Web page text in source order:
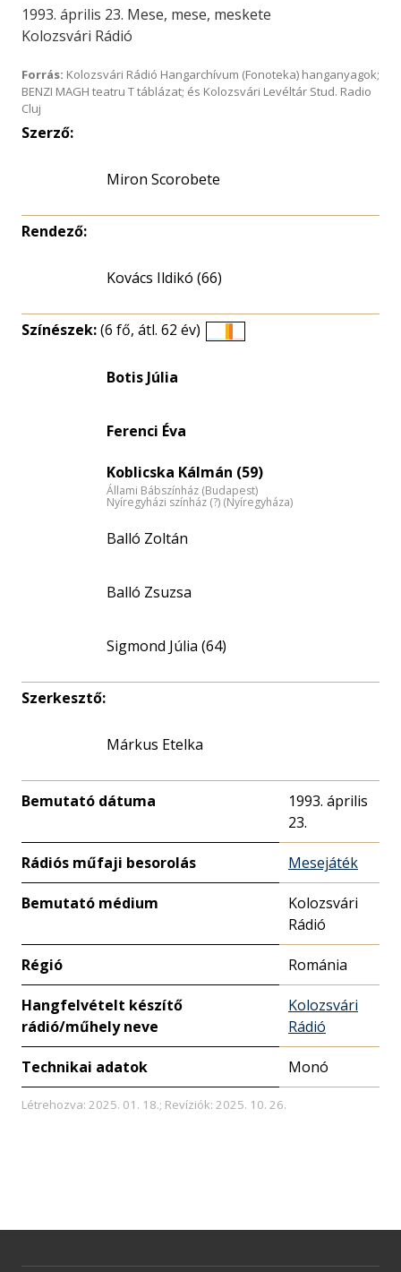
1993. április 23. Mese, mese, meskete
Kolozsvári Rádió
Forrás: Kolozsvári Rádió Hangarchívum (Fonoteka) hanganyagok;
BENZI MAGH teatru T táblázat; és Kolozsvári Levéltár Stud. Radio
Cluj
Szerző:
Miron Scorobete
Rendező:
Kovács Ildikó (66)
Színészek:(6 fő, átl. 62 év)
Botis Júlia
Ferenci Éva
Koblicska Kálmán (59)
Állami Bábszínház (Budapest)
Nyíregyházi színház (?) (Nyíregyháza)
Balló Zoltán
Balló Zsuzsa
Sigmond Júlia (64)
Szerkesztő:
Márkus Etelka
Bemutató dátuma
1993. április
23.
Rádiós műfaji besorolás Mesejáték
Bemutató médium
Kolozsvári
Rádió
Régió Románia
Hangfelvételt készítő
rádió/műhely neve
Kolozsvári
Rádió
Technikai adatok Monó
Létrehozva: 2025. 01. 18.; Revíziók: 2025. 10. 26.